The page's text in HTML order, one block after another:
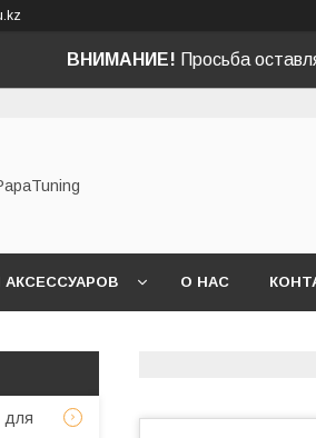
ВНИМАНИЕ! Просьба
АКСЕССУАРОВ О НАС
для